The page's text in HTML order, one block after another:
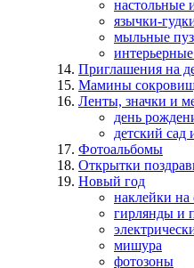
настольные
язычки-
мыльные
Приглашения на
Мамины
Ленты, значки и
день
детский сад
Фотоальбомы
Открытки
Новый год
наклейки на
гирлянды и
мишура
фотозоны